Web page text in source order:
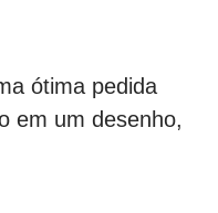
ótima pedida
em um desenho,